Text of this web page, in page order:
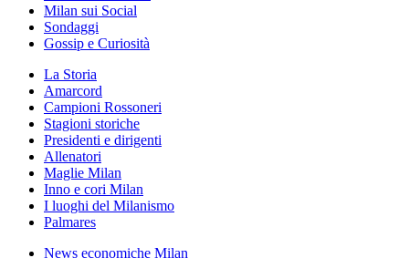
Milan sui Social
Sondaggi
Gossip e Curiosità
La Storia
Amarcord
Campioni Rossoneri
Stagioni storiche
Presidenti e dirigenti
Allenatori
Maglie Milan
Inno e cori Milan
I luoghi del Milanismo
Palmares
News economiche Milan